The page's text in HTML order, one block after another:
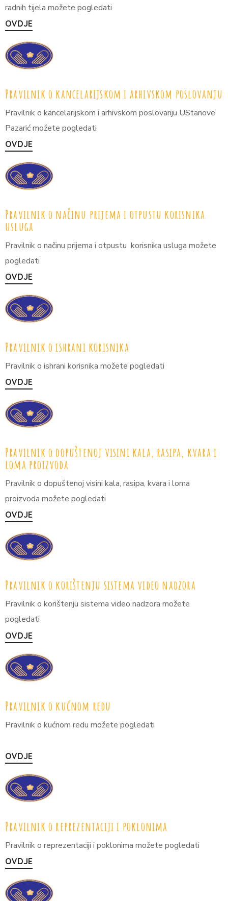
radnih tijela možete pogledati
OVDJE
Pravilnik o kancelarijskom i arhivskom poslovanju
Pravilnik o kancelarijskom i arhivskom poslovanju UStanove
Pazarić možete pogledati
OVDJE
Pravilnik o načinu prijema i otpustu korisnika
usluga
Pravilnik o načinu prijema i otpustu korisnika usluga možete
pogledati
OVDJE
Pravilnik o ishrani korisnika
Pravilnik o ishrani korisnika možete pogledati
OVDJE
Pravilnik o dopuštenoj visini kala, rasipa, kvara i
loma proizvoda
Pravilnik o dopuštenoj visini kala, rasipa, kvara i loma
proizvoda možete pogledati
OVDJE
Pravilnik o korištenju sistema video nadzora
Pravilnik o korištenju sistema video nadzora možete
pogledati
OVDJE
Pravilnik o kućnom redu
Pravilnik o kućnom redu možete pogledati
OVDJE
Pravilnik o reprezentaciji i poklonima
Pravilnik o reprezentaciji i poklonima možete pogledati
OVDJE